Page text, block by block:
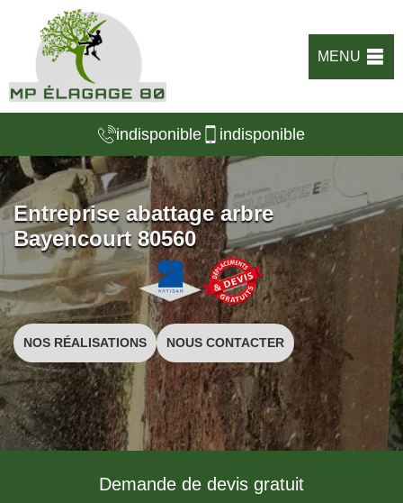
MENU
indisponible indisponible
Entreprise abattage arbre
Bayencourt 80560
NOS RÉALISATIONS NOUS CONTACTER
Demande de devis gratuit